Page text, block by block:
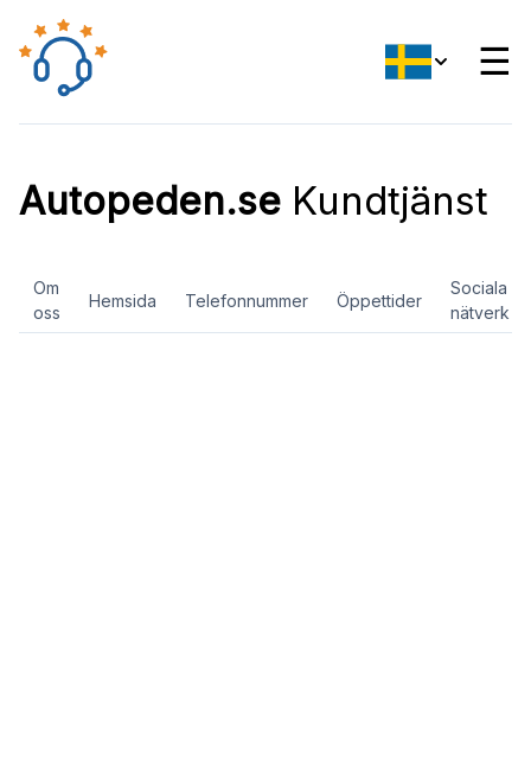
☰
Autopeden.se Kundtjänst
Om
oss
Hemsida Telefonnummer Öppettider
Sociala
nätverk